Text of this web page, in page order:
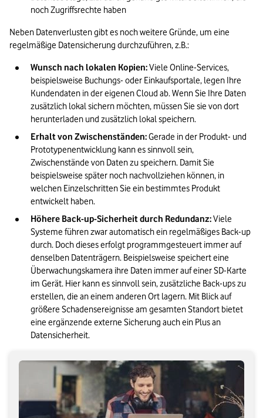
noch Zugriffsrechte haben
Neben Datenverlusten gibt es noch weitere Gründe, um eine
regelmäßige Datensicherung durchzuführen, z.B.:
Wunsch nach lokalen Kopien: Viele Online-Services,
beispielsweise Buchungs- oder Einkaufsportale, legen Ihre
Kundendaten in der eigenen Cloud ab. Wenn Sie Ihre Daten
zusätzlich lokal sichern möchten, müssen Sie sie von dort
herunterladen und zusätzlich lokal speichern.
Erhalt von Zwischenständen: Gerade in der Produkt- und
Prototypenentwicklung kann es sinnvoll sein,
Zwischenstände von Daten zu speichern. Damit Sie
beispielsweise später noch nachvollziehen können, in
welchen Einzelschritten Sie ein bestimmtes Produkt
entwickelt haben.
Höhere Back-up-Sicherheit durch Redundanz: Viele
Systeme führen zwar automatisch ein regelmäßiges Back-up
durch. Doch dieses erfolgt programmgesteuert immer auf
denselben Datenträgern. Beispielsweise speichert eine
Überwachungskamera ihre Daten immer auf einer SD-Karte
im Gerät. Hier kann es sinnvoll sein, zusätzliche Back-ups zu
erstellen, die an einem anderen Ort lagern. Mit Blick auf
größere Schadensereignisse am gesamten Standort bietet
eine ergänzende externe Sicherung auch ein Plus an
Datensicherheit.